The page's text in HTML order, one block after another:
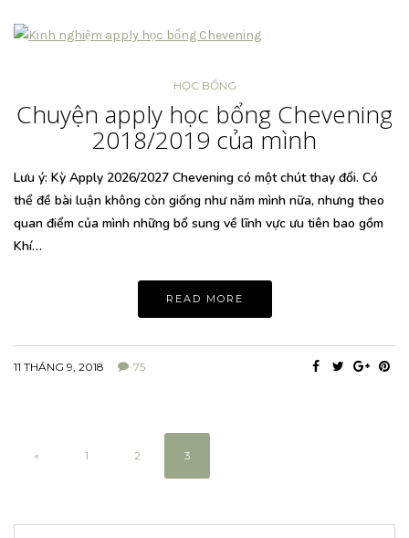
HỌC BỔNG
Chuyện apply học bổng Chevening
2018/2019 của mình
Lưu ý: Kỳ Apply 2026/2027 Chevening có một chút thay đổi. Có
thể đề bài luận không còn giống như năm mình nữa, nhưng theo
quan điểm của mình những bổ sung về lĩnh vực ưu tiên bao gồm
Khí…
READ MORE
11 THÁNG 9, 2018 75
« 1 2 3